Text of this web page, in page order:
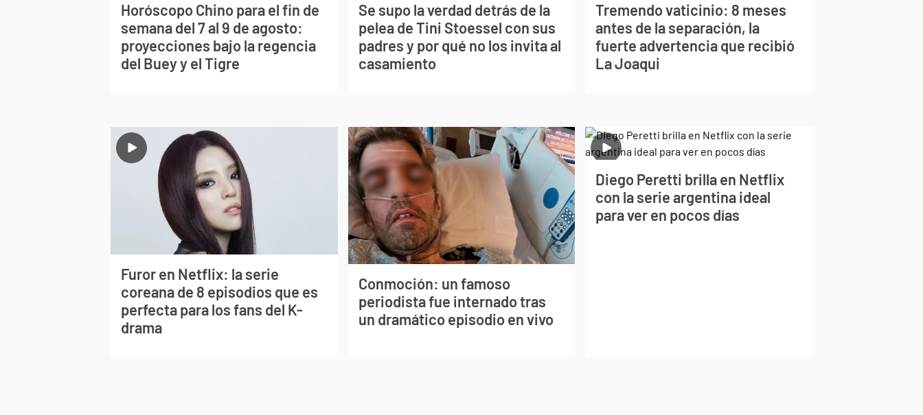
Horóscopo Chino para el fin de
semana del 7 al 9 de agosto:
proyecciones bajo la regencia
del Buey y el Tigre
Se supo la verdad detrás de la
pelea de Tini Stoessel con sus
padres y por qué no los invita al
casamiento
Tremendo vaticinio: 8 meses
antes de la separación, la
fuerte advertencia que recibió
La Joaqui
Furor en Netflix: la serie
coreana de 8 episodios que es
perfecta para los fans del K-
drama
Conmoción: un famoso
periodista fue internado tras
un dramático episodio en vivo
Diego Peretti brilla en Netflix
con la serie argentina ideal
para ver en pocos días